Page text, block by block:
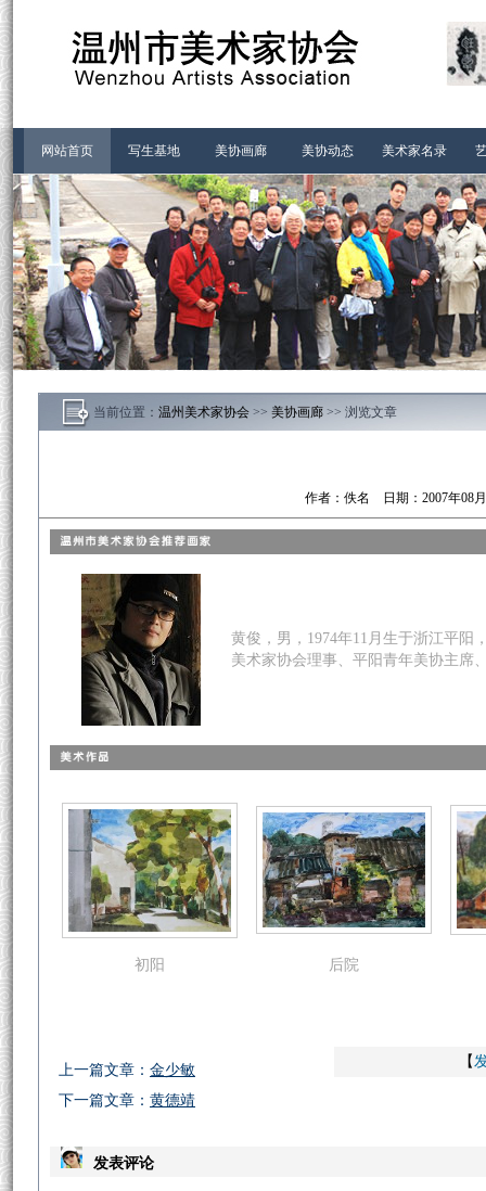
网站首页
写生基地 美协画廊 美协动态 美术家名录
当前位置： 温州美术家协会 >> 美协画廊 >> 浏览文章
作者：佚名 日期：2007年08
黄俊，男，1974年11月生于浙江平阳
美术家协会理事、平阳青年美协主席
初阳 后院
【
上一篇文章： 金少敏
下一篇文章： 黄德靖
发表评论